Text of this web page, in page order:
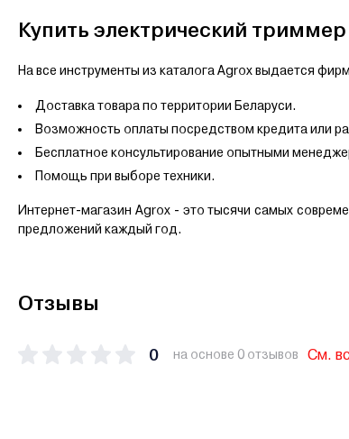
Купить электрический
На все инструменты из каталога Agrox выдается
Доставка товара по территории Беларуси.
Возможность оплаты посредством кредита или
Бесплатное консультирование опытными
Помощь при выборе техники.
Интернет-магазин Agrox - это тысячи самых
предложений каждый год.
Отзывы
0 на основе 0 отзывов См.